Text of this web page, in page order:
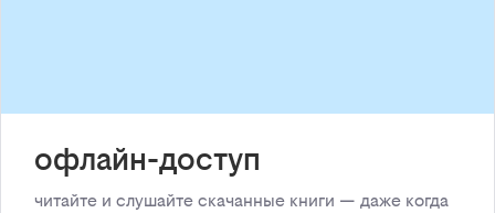
офлайн-доступ
читайте и слушайте скачанные книги — даже когда